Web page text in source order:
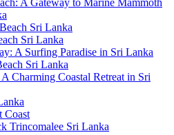
A Gateway to Marine Mammoth
Sri Lanka
Sri Lanka
A Surfing Paradise in Sri Lanka
Sri Lanka
Charming Coastal Retreat in Sri
Coast
Trincomalee Sri Lanka